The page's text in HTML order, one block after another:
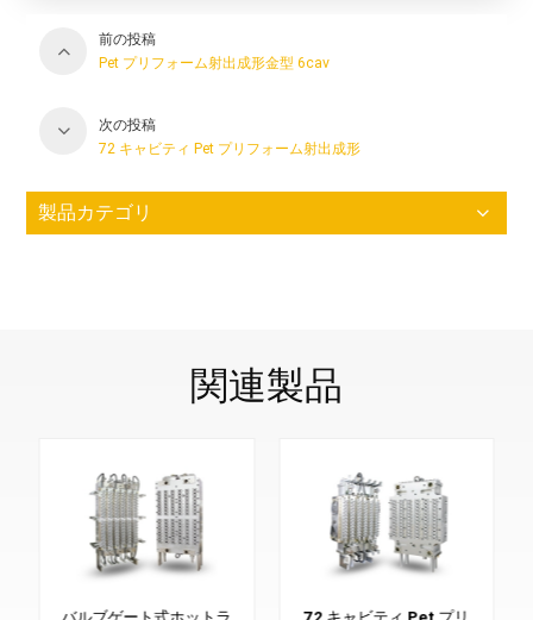
前の投稿
Pet プリフォーム射出成形金型 6cav
次の投稿
72 キャビティ Pet プリフォーム射出成形
製品カテゴリ
関連製品